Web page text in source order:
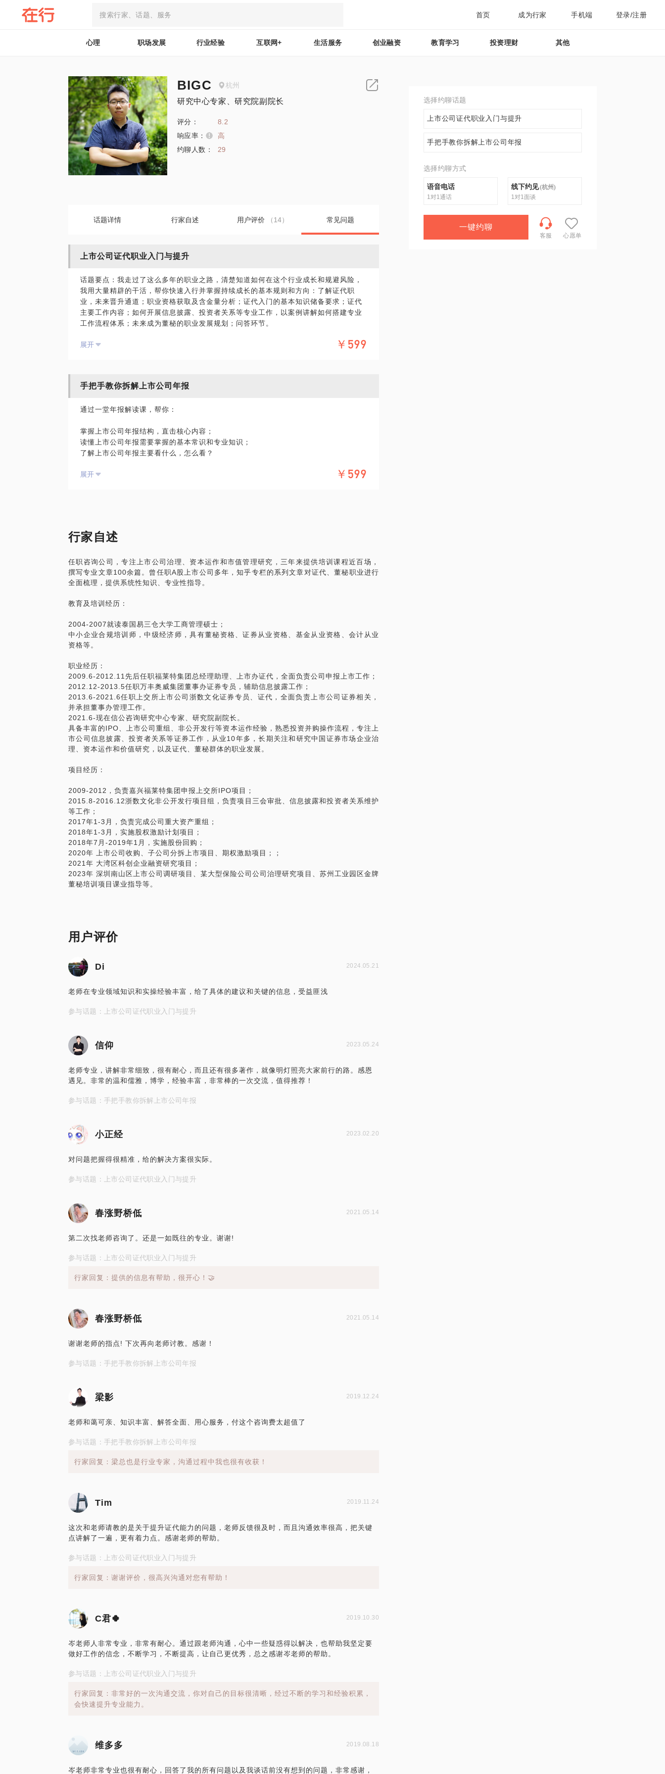
首页 成为行家 手机端 登录/注册
心理 职场发展 行业经验 互联网+ 生活服务 创业融资 教育学习 投资理财 其他
BIGC 杭州
研究中心专家、研究院副院长
评分：
8.2
响应率：
高
约聊人数：
29
话题详情 行家自述 用户评价 （14） 常见问题
上市公司证代职业入门与提升
话题要点：我走过了这么多年的职业之路，清楚知道如何在这个行业成长和规避风险，
我用大量精辟的干活，帮你快速入行并掌握持续成长的基本规则和方向：了解证代职
业，未来晋升通道；职业资格获取及含金量分析；证代入门的基本知识储备要求；证代
主要工作内容；如何开展信息披露、投资者关系等专业工作，以案例讲解如何搭建专业
工作流程体系；未来成为董秘的职业发展规划；问答环节。
资历和成就：现任上交所A股上市公司证代，从业八载余，在IPO、上市公司资本运作方
才需求井喷，原本小众职业变成热门的香饽饽，从在校学生，到银行工作白领，越来越
作转换的目标。我在知乎专栏，很多朋友来咨询如何成为证代，银行职员、私募从业人
员、老师、医生等等，都有在考虑换到这一行。我觉得这是这个职业向好的机遇期，越
来越多的人认同，职业前景也很不错。另外，毕竟是专业工作，对于个人素质要求不
展开 ￥599
手把手教你拆解上市公司年报
通过一堂年报解读课，帮你：
掌握上市公司年报结构，直击核心内容；
读懂上市公司年报需要掌握的基本常识和专业知识；
了解上市公司年报主要看什么，怎么看？
学习年报编制的重点技巧（可选）。
基金、会计从业资格，董事会秘书资格。上市公司从业5年多，专注上市公司年报编制和
披露，从年报编制、解读、监管三个角度有深入研究分析，此外对多家上市公司年报进
露工作，所在上市公司连续3年获交易所信息披露A类评级（仅10%上市公司获得），具
有丰富的实战经验。
读懂读透年报就至关重要，但很多时候觉得100-200页的年报无从下手，财务数据一大
论介绍，结合详实的案例分析，帮你360度无死角拆解上市公司年报。
展开 ￥599
行家自述
任职咨询公司，专注上市公司治理、资本运作和市值管理研究，三年来提供培训课程近百场，
撰写专业文章100余篇。曾任职A股上市公司多年，知乎专栏的系列文章对证代、董秘职业进行
全面梳理，提供系统性知识、专业性指导。
教育及培训经历：
2004-2007就读泰国易三仓大学工商管理硕士；
中小企业合规培训师，中级经济师，具有董秘资格、证券从业资格、基金从业资格、会计从业
资格等。
职业经历：
2009.6-2012.11先后任职福莱特集团总经理助理、上市办证代，全面负责公司申报上市工作；
2012.12-2013.5任职万丰奥威集团董事办证券专员，辅助信息披露工作；
2013.6-2021.6任职上交所上市公司浙数文化证券专员、证代，全面负责上市公司证券相关，
并承担董事办管理工作。
2021.6-现在信公咨询研究中心专家、研究院副院长。
具备丰富的IPO、上市公司重组、非公开发行等资本运作经验，熟悉投资并购操作流程，专注上
市公司信息披露、投资者关系等证券工作，从业10年多，长期关注和研究中国证券市场企业治
理、资本运作和价值研究，以及证代、董秘群体的职业发展。
项目经历：
2009-2012，负责嘉兴福莱特集团申报上交所IPO项目；
2015.8-2016.12浙数文化非公开发行项目组，负责项目三会审批、信息披露和投资者关系维护
等工作；
2017年1-3月，负责完成公司重大资产重组；
2018年1-3月，实施股权激励计划项目；
2018年7月-2019年1月，实施股份回购；
2020年 上市公司收购、子公司分拆上市项目、期权激励项目；；
2021年 大湾区科创企业融资研究项目；
2023年 深圳南山区上市公司调研项目、某大型保险公司公司治理研究项目、苏州工业园区金牌
董秘培训项目课业指导等。
用户评价
Di 2024.05.21
老师在专业领域知识和实操经验丰富，给了具体的建议和关键的信息，受益匪浅
参与话题：上市公司证代职业入门与提升
信仰 2023.05.24
老师专业，讲解非常细致，很有耐心，而且还有很多著作，就像明灯照亮大家前行的路。感恩
遇见。非常的温和儒雅，博学，经验丰富，非常棒的一次交流，值得推荐！
参与话题：手把手教你拆解上市公司年报
小正经 2023.02.20
对问题把握得很精准，给的解决方案很实际。
参与话题：上市公司证代职业入门与提升
春涨野桥低 2021.05.14
第二次找老师咨询了。还是一如既往的专业。谢谢!
参与话题：上市公司证代职业入门与提升
行家回复：提供的信息有帮助，很开心！🤝
春涨野桥低 2021.05.14
谢谢老师的指点! 下次再向老师讨教。感谢！
参与话题：手把手教你拆解上市公司年报
梁影 2019.12.24
老师和蔼可亲、知识丰富、解答全面、用心服务，付这个咨询费太超值了
参与话题：手把手教你拆解上市公司年报
行家回复：梁总也是行业专家，沟通过程中我也很有收获！
Tim 2019.11.24
这次和老师请教的是关于提升证代能力的问题，老师反馈很及时，而且沟通效率很高，把关键
点讲解了一遍，更有着力点。感谢老师的帮助。
参与话题：上市公司证代职业入门与提升
行家回复：谢谢评价，很高兴沟通对您有帮助！
C君🍀 2019.10.30
岑老师人非常专业，非常有耐心。通过跟老师沟通，心中一些疑惑得以解决，也帮助我坚定要
做好工作的信念，不断学习，不断提高，让自己更优秀，总之感谢岑老师的帮助。
参与话题：上市公司证代职业入门与提升
行家回复：非常好的一次沟通交流，你对自己的目标很清晰，经过不断的学习和经验积累，
会快速提升专业能力。
维多多 2019.08.18
岑老师非常专业也很有耐心，回答了我的所有问题以及我谈话前没有想到的问题，非常感谢，
选择约聊话题
上市公司证代职业入门与提升
手把手教你拆解上市公司年报
选择约聊方式
语音电话
1对1通话
线下约见(杭州)
1对1面谈
一键约聊
客服 心愿单